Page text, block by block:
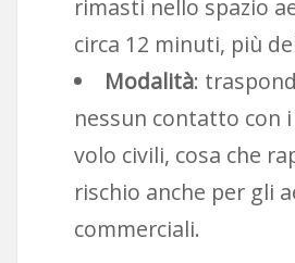
rimasti nello spazio
circa 12 minuti, più
Modalità:
nessun contatto con
volo civili, cosa che
rischio anche per gli
commerciali.